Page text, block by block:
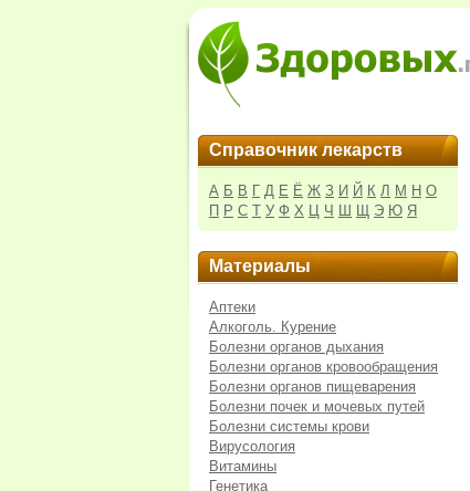
Справочник лекарств
А Б В Г Д Е Ё Ж З И Й К Л М Н О
П Р С Т У Ф Х Ц Ч Ш Щ Э Ю Я
Материалы
Аптеки
Алкоголь. Курение
Болезни органов дыхания
Болезни органов кровообращения
Болезни органов пищеварения
Болезни почек и мочевых путей
Болезни системы крови
Вирусология
Витамины
Генетика